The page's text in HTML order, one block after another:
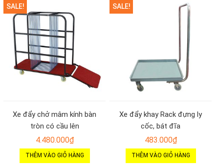
SALE!
Xe đẩy chở mâm kính bàn
tròn có cầu lên
4.480.000₫
THÊM VÀO GIỎ HÀNG
SALE!
Xe đẩy khay Rack đựng ly
cốc, bát đĩa
483.000₫
THÊM VÀO GIỎ HÀNG